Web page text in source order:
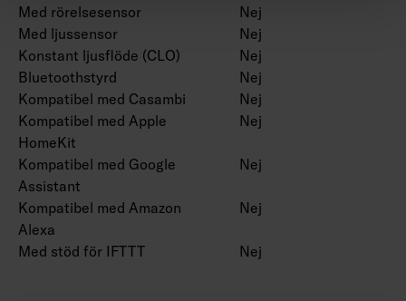
Med rörelsesensor
Nej
Med ljussensor
Nej
Konstant ljusflöde (CLO)
Nej
Bluetoothstyrd
Nej
Kompatibel med Casambi
Nej
Kompatibel med Apple
HomeKit
Nej
Kompatibel med Google
Assistant
Nej
Kompatibel med Amazon
Alexa
Nej
Med stöd för IFTTT Nej